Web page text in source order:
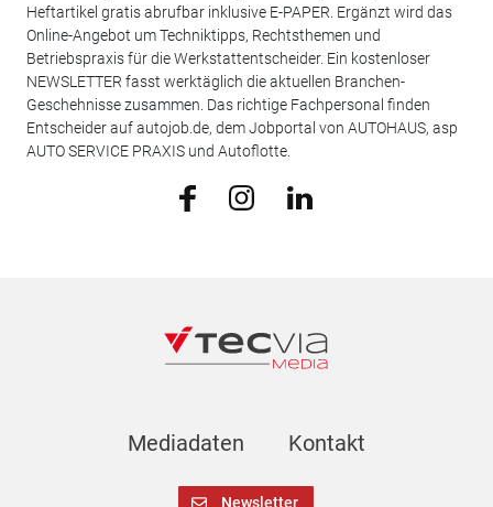
Heftartikel gratis abrufbar inklusive E-PAPER. Ergänzt wird das
Online-Angebot um Techniktipps, Rechtsthemen und
Betriebspraxis für die Werkstattentscheider. Ein kostenloser
NEWSLETTER fasst werktäglich die aktuellen Branchen-
Geschehnisse zusammen. Das richtige Fachpersonal finden
Entscheider auf autojob.de, dem Jobportal von AUTOHAUS, asp
AUTO SERVICE PRAXIS und Autoflotte.
Mediadaten Kontakt
Newsletter